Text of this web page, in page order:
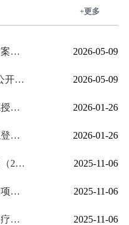
+更多
《积石山县创业担保贷款实施方案》解读 2026-05-09
《2026年积石山县“双随机、一公开”监管工作要点》解读 2026-05-09
一图读懂《甘肃省公共数据资源授权运营管理办法》 2026-01-26
一图读懂《甘肃省公共数据资源登记管理实施细则》 2026-01-26
《甘肃省数据市场培育行动方案（2025—2027年）》政策解读 2025-11-06
《规范政府和社会资本合作存量项目建设运营实施方案》政策解读 2025-11-06
《关于促进和规范“人工智能+医疗卫生”应用发展的实施意见》政策解读 2025-11-06